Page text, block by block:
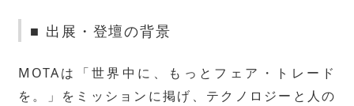
■ 出展・登壇の背景
MOTAは「世界中に、もっとフェア・トレード
を。」をミッションに掲げ、テクノロジーと人の